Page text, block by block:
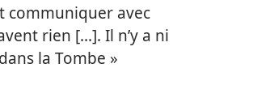
communiquer avec
rien [...]. Il n’y a ni
la Tombe »